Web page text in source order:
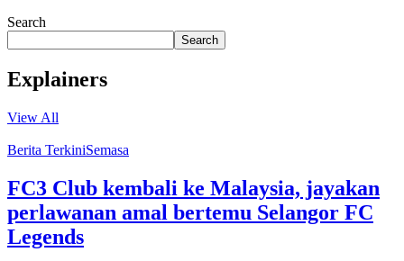
Search
Search
Explainers
View All
Berita TerkiniSemasa
FC3 Club kembali ke Malaysia, jayakan
perlawanan amal bertemu Selangor FC
Legends